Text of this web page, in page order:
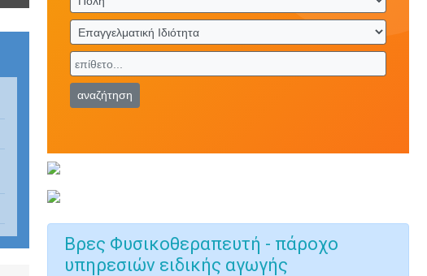
αναζήτηση
Βρες Φυσικοθεραπευτή - πάροχο
υπηρεσιών ειδικής αγωγής